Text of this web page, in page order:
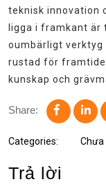
teknisk innovation
ligga i framkant är
oumbärligt verktyg
rustad för
kunskap och
Share:
Categories: Chưa
Trả lời